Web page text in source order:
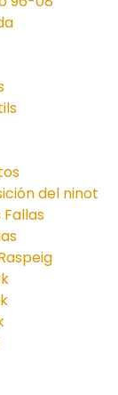
del ninot
Fallas